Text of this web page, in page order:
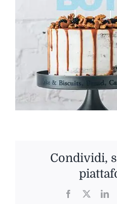
Condividi,
Facebook
Twitter